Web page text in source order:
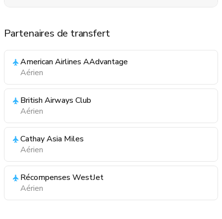
Partenaires de transfert
American Airlines AAdvantage
Aérien
British Airways Club
Aérien
Cathay Asia Miles
Aérien
Récompenses WestJet
Aérien